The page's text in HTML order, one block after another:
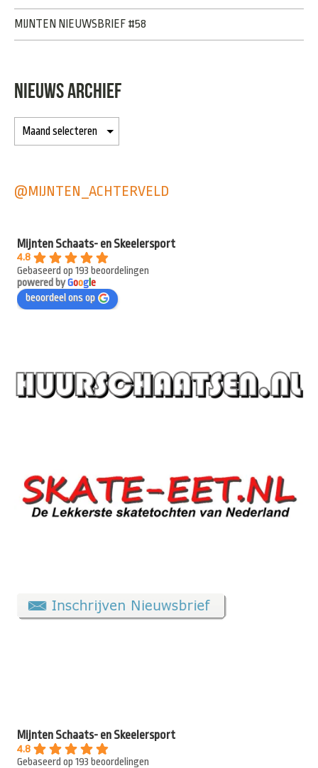
MIJNTEN NIEUWSBRIEF #58
NIEUWS ARCHIEF
@MIJNTEN_ACHTERVELD
Mijnten Schaats- en Skeelersport
4.8
Gebaseerd op 193 beoordelingen
powered byGooge
beoordeel ons op
Mijnten Schaats- en Skeelersport
4.8
Gebaseerd op 193 beoordelingen